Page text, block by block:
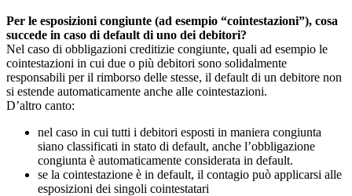
Per le esposizioni congiunte (ad esempio “cointestazioni”), cosa
succede in caso di default di uno dei debitori?
Nel caso di obbligazioni creditizie congiunte, quali ad esempio le
cointestazioni in cui due o più debitori sono solidalmente
responsabili per il rimborso delle stesse, il default di un debitore non
si estende automaticamente anche alle cointestazioni.
D’altro canto:
nel caso in cui tutti i debitori esposti in maniera congiunta
siano classificati in stato di default, anche l’obbligazione
congiunta è automaticamente considerata in default.
se la cointestazione è in default, il contagio può applicarsi alle
esposizioni dei singoli cointestatari